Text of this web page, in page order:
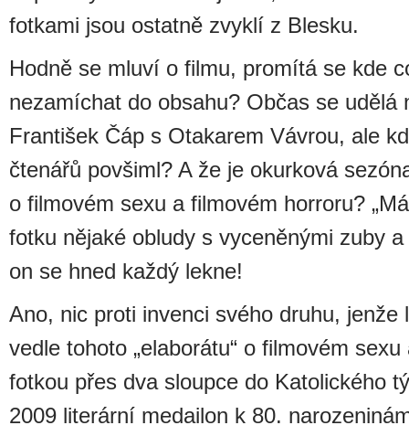
fotkami jsou ostatně zvyklí z Blesku.
Hodně se mluví o filmu, promítá se kde
nezamíchat do obsahu? Občas se udělá
František Čáp s Otakarem Vávrou, ale
čtenářů povšiml? A že je okurková
o filmovém sexu a filmovém horroru?
fotku nějaké obludy s vyceněnými zuby
on se hned každý lekne!
Ano, nic proti invenci svého druhu, jenže
vedle tohoto „elaborátu“ o filmovém
fotkou přes dva sloupce do Katolického
2009 literární medailon k 80.